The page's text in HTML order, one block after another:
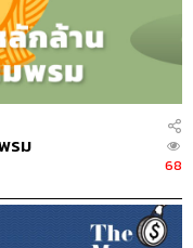
รม
68